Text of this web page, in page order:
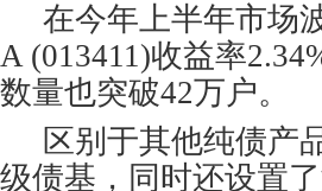
在今年上半年市场
A (013411)收益率
数量也突破42万户。
区别于其他纯债产
级债基，同时还设置